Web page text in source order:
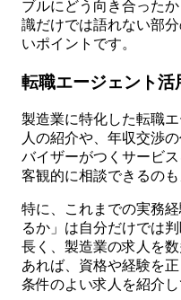
ブルにどう向き合った
識だけでは語れない部
いポイントです。
転職エージェント活
製造業に特化した転職
人の紹介や、年収交渉
バイザーがつくサービ
客観的に相談できるのも
特に、これまでの実務
るか」は自分だけでは
長く、製造業の求人を
あれば、資格や経験を
条件のよい求人を紹介